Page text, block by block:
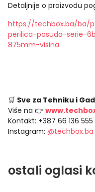
Detaljnije o proizvodu
https://techbox.ba/ba/
perilica-posuda-serie-
875mm-visina
🛒 Sve za Tehniku i
Više na 👉
Kontakt: +387 66 136
Instagram: @techbox.ba
ostali oglasi